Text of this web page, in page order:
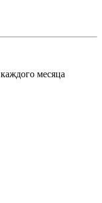
месяца